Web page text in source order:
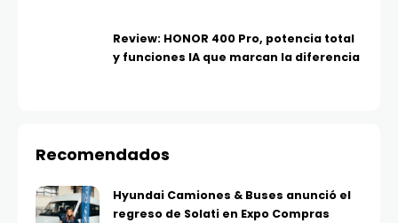
Review: HONOR 400 Pro, potencia total
y funciones IA que marcan la diferencia
Recomendados
Hyundai Camiones & Buses anunció el
regreso de Solati en Expo Compras